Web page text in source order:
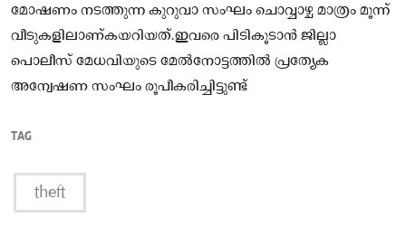
മോഷണം നടത്തുന്ന കുറുവാ സംഘം ചൊവ്വാഴ്ച മാത്രം മൂന്ന്
വീടുകളിലാണ്കയറിയത്.ഇവരെ പിടികൂടാൻ ജില്ലാ
പൊലീസ് മേധവിയുടെ മേല്‍നോട്ടത്തില്‍ പ്രത്യേക
അന്വേഷണ സംഘം രൂപീകരിച്ചിട്ടുണ്ട്
TAG
theft